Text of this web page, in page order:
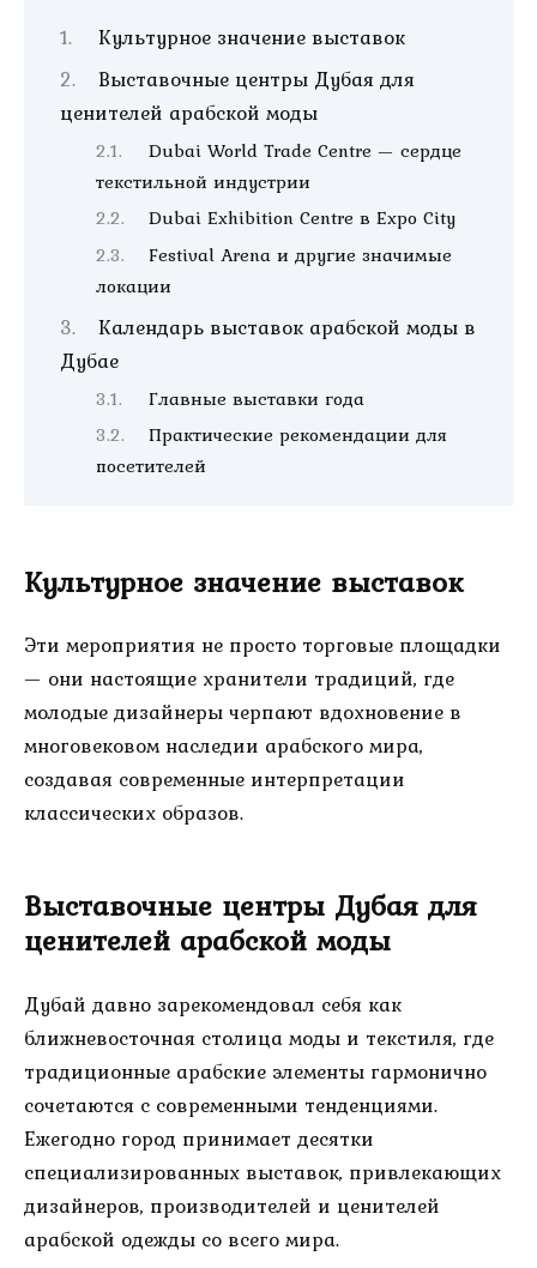
Культурное значение выставок
Выставочные центры Дубая для
ценителей арабской моды
Dubai World Trade Centre — сердце
текстильной индустрии
Dubai Exhibition Centre в Expo City
Festival Arena и другие значимые
локации
Календарь выставок арабской моды в
Дубае
Главные выставки года
Практические рекомендации для
посетителей
Культурное значение выставок
Эти мероприятия не просто торговые площадки
— они настоящие хранители традиций, где
молодые дизайнеры черпают вдохновение в
многовековом наследии арабского мира,
создавая современные интерпретации
классических образов.
Выставочные центры Дубая для
ценителей арабской моды
Дубай давно зарекомендовал себя как
ближневосточная столица моды и текстиля, где
традиционные арабские элементы гармонично
сочетаются с современными тенденциями.
Ежегодно город принимает десятки
специализированных выставок, привлекающих
дизайнеров, производителей и ценителей
арабской одежды со всего мира.